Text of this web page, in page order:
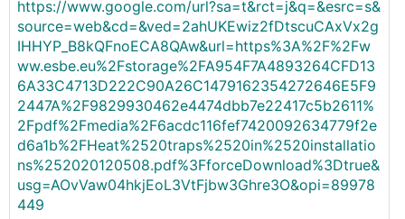
https://www.google.com/url?sa=t&rct=j&q=&esrc=s&
source=web&cd=&ved=2ahUKEwiz2fDtscuCAxVx2g
IHHYP_B8kQFnoECA8QAw&url=https%3A%2F%2Fw
ww.esbe.eu%2Fstorage%2FA954F7A4893264CFD13
6A33C4713D222C90A26C1479162354272646E5F9
2447A%2F9829930462e4474dbb7e22417c5b2611%
2Fpdf%2Fmedia%2F6acdc116fef7420092634779f2e
d6a1b%2FHeat%2520traps%2520in%2520installatio
ns%252020120508.pdf%3FforceDownload%3Dtrue&
usg=AOvVaw04hkjEoL3VtFjbw3Ghre3O&opi=89978
449